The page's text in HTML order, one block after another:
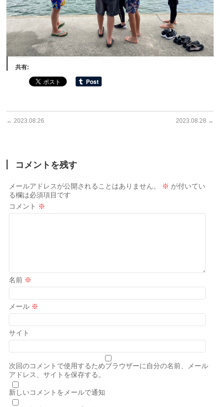
共有:
← 2023.08.26 2023.08.28 →
コメントを残す
メールアドレスが公開されることはありません。 ※ が付いてい
る欄は必須項目です
コメント ※
名前 ※
メール ※
サイト
次回のコメントで使用するためブラウザーに自分の名前、メール
アドレス、サイトを保存する。
新しいコメントをメールで通知